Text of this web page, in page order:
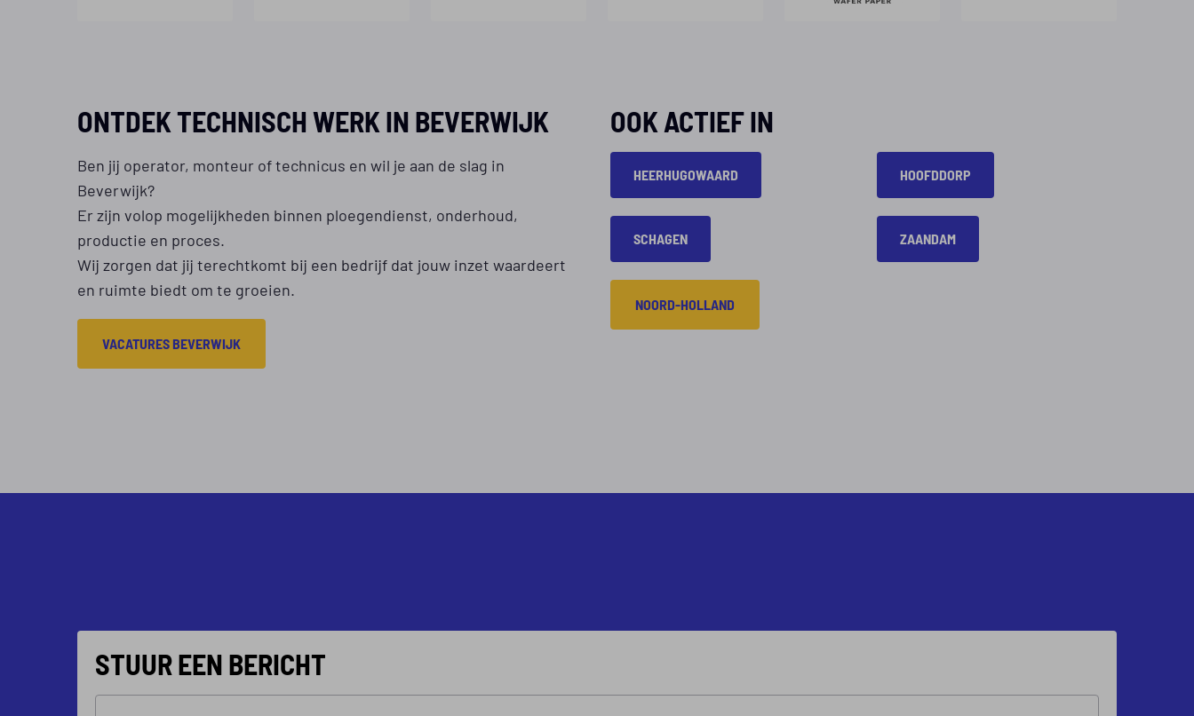
ONTDEK TECHNISCH WERK IN BEVERWIJK
Ben jij operator, monteur of technicus en wil je aan de slag in
Beverwijk?
Er zijn volop mogelijkheden binnen ploegendienst, onderhoud,
productie en proces.
Wij zorgen dat jij terechtkomt bij een bedrijf dat jouw inzet waardeert
en ruimte biedt om te groeien.
VACATURES BEVERWIJK
OOK ACTIEF IN
HEERHUGOWAARD
SCHAGEN
HOOFDDORP
ZAANDAM
NOORD-HOLLAND
STUUR EEN BERICHT